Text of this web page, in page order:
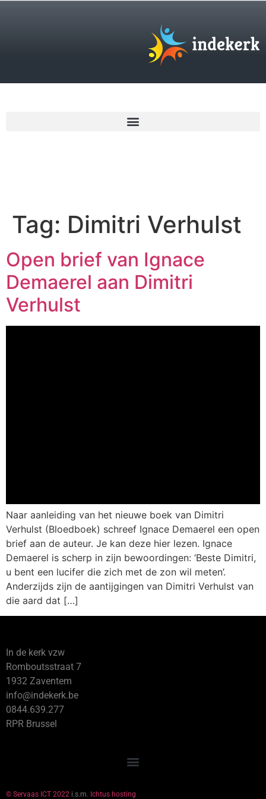
Tag: Dimitri Verhulst
Open brief van Ignace
Demaerel aan Dimitri
Verhulst
Naar aanleiding van het nieuwe boek van Dimitri
Verhulst (Bloedboek) schreef Ignace Demaerel een open
brief aan de auteur. Je kan deze hier lezen. Ignace
Demaerel is scherp in zijn bewoordingen: ‘Beste Dimitri,
u bent een lucifer die zich met de zon wil meten’.
Anderzijds zijn de aantijgingen van Dimitri Verhulst van
die aard dat […]
In de kerk vzw
Romboutsstraat 7
1932 Zaventem
info@indekerk.be
0844.639.277
RPR Brussel
© Servaas ICT 2022 i.s.m. Ichtus hosting